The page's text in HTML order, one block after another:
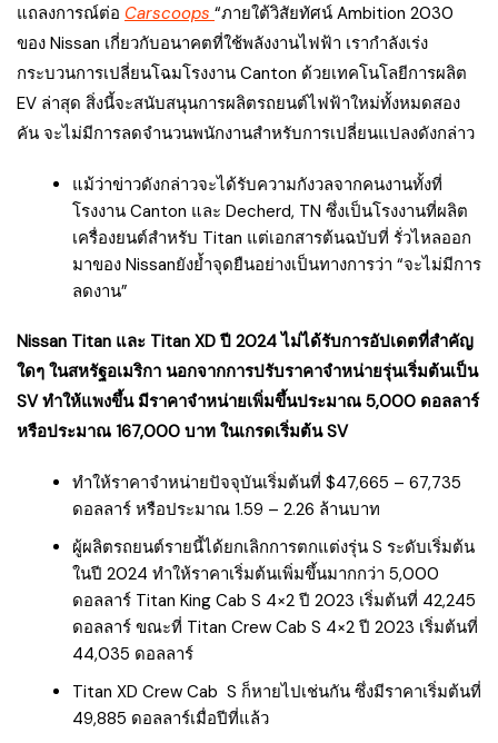
แถลงการณ์ต่อ Carscoops “ภายใต้วิสัยทัศน์ Ambition 2030
ของ Nissan เกี่ยวกับอนาคตที่ใช้พลังงานไฟฟ้า เรากำลังเร่ง
กระบวนการเปลี่ยนโฉมโรงงาน Canton ด้วยเทคโนโลยีการผลิต
EV ล่าสุด สิ่งนี้จะสนับสนุนการผลิตรถยนต์ไฟฟ้าใหม่ทั้งหมดสอง
คัน จะไม่มีการลดจำนวนพนักงานสำหรับการเปลี่ยนแปลงดังกล่าว
แม้ว่าข่าวดังกล่าวจะได้รับความกังวลจากคนงานทั้งที่
โรงงาน Canton และ Decherd, TN ซึ่งเป็นโรงงานที่ผลิต
เครื่องยนต์สำหรับ Titan แต่เอกสารต้นฉบับที่ รั่วไหลออก
มาของ Nissanยังย้ำจุดยืนอย่างเป็นทางการว่า “จะไม่มีการ
ลดงาน”
Nissan Titan และ Titan XD ปี 2024 ไม่ได้รับการอัปเดตที่สำคัญ
ใดๆ ในสหรัฐอเมริกา นอกจากการปรับราคาจำหน่ายรุ่นเริ่มต้นเป็น
SV ทำให้แพงขึ้น มีราคาจำหน่ายเพิ่มขึ้นประมาณ 5,000 ดอลลาร์
หรือประมาณ 167,000 บาท ในเกรดเริ่มต้น SV
ทำให้ราคาจำหน่ายปัจจุบันเริ่มต้นที่ $47,665 – 67,735
ดอลลาร์ หรือประมาณ 1.59 – 2.26 ล้านบาท
ผู้ผลิตรถยนต์รายนี้ได้ยกเลิกการตกแต่งรุ่น S ระดับเริ่มต้น
ในปี 2024 ทำให้ราคาเริ่มต้นเพิ่มขึ้นมากกว่า 5,000
ดอลลาร์ Titan King Cab S 4×2 ปี 2023 เริ่มต้นที่ 42,245
ดอลลาร์ ขณะที่ Titan Crew Cab S 4×2 ปี 2023 เริ่มต้นที่
44,035 ดอลลาร์
Titan XD Crew Cab S ก็หายไปเช่นกัน ซึ่งมีราคาเริ่มต้นที่
49,885 ดอลลาร์เมื่อปีที่แล้ว